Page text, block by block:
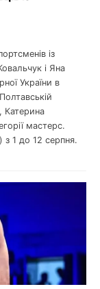
із
і Яна
України в
Катерина
мастерс.
з 1 до 12 серпня.